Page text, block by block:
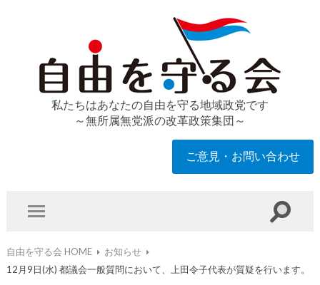
私たちはあなたの自由を守る地域政党です
～無所属無党派の改革政策集団～
ご意見・お問い合わせ
自由を守る会 HOME
お知らせ
12月9日(水) 都議会一般質問において、上田令子代表が質疑を行います。